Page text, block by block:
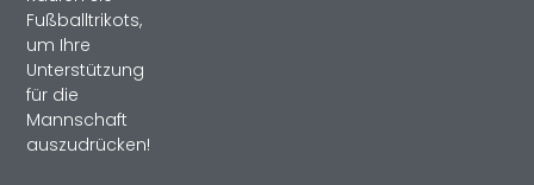
Fußballtrikots,
um Ihre
Unterstützung
für die
Mannschaft
auszudrücken!